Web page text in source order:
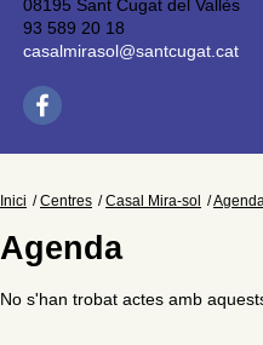
08195 Sant Cugat del Vallès
93 589 20 18
casalmirasol@santcugat.cat
Inici Centres Casal Mira-sol
Agenda
No s'han trobat actes amb